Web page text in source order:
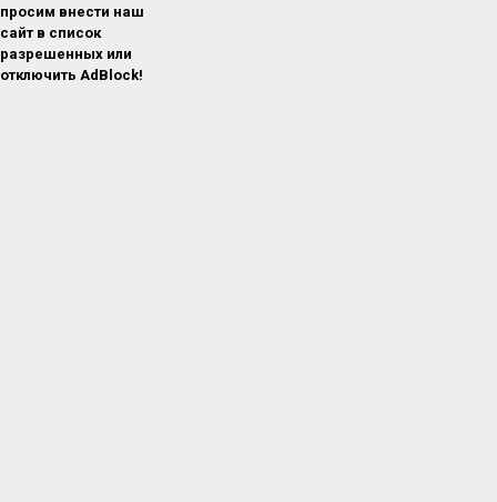
просим внести наш
сайт в список
разрешенных или
отключить AdBlock!